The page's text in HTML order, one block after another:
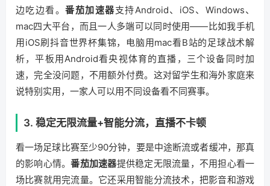
边吃边看。番茄加速器支持Android、iOS、Windows、
mac四大平台，而且一人多端可以同时使用——比如我手机
用iOS刷抖音世界杯集锦，电脑用mac看B站的足球战术解
析，平板用Android看央视体育的直播，三个设备同时加
速，完全没问题，不用额外付费。这对留学生和海外家庭来
说特别实用，一家人可以用不同设备看不同赛事。
3. 稳定无限流量+智能分流，直播不卡顿
看一场足球比赛至少90分钟，要是中途断流或者缓冲，那真
的影响心情。番茄加速器提供稳定无限流量，不用担心看一
场比赛就用完流量。它还采用智能分流技术，把影音和游戏